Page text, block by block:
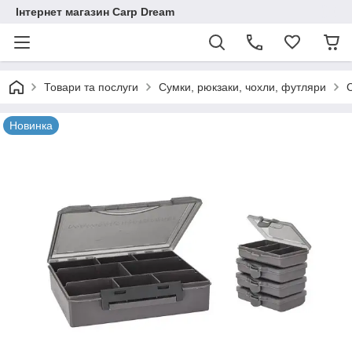
Інтернет магазин Carp Dream
Товари та послуги Сумки, рюкзаки, чохли, футляри
Новинка